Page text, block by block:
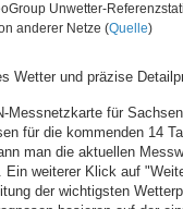
Unwetter-
anderer Netze (Quelle)
Wetter und präzise
Messnetzkarte für
für die kommenden 14
man die aktuellen
Ein weiterer Klick auf
der wichtigsten